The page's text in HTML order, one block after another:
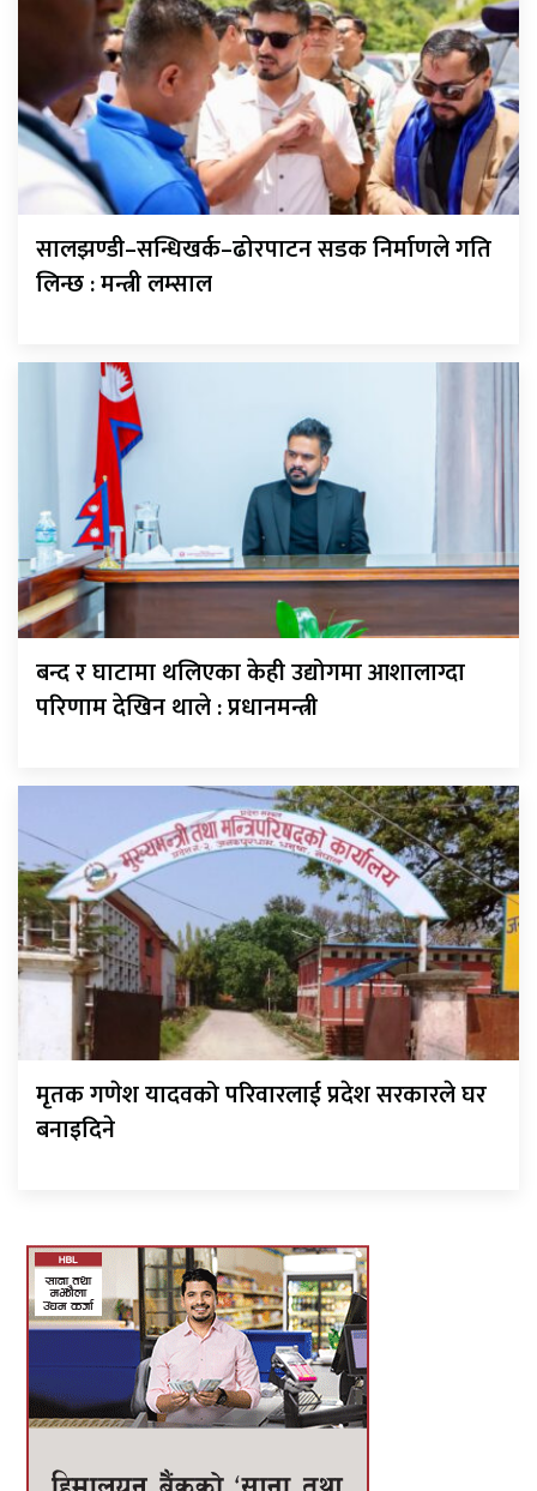
सालझण्डी–सन्धिखर्क–ढोरपाटन सडक निर्माणले गति
लिन्छ : मन्त्री लम्साल
बन्द र घाटामा थलिएका केही उद्योगमा आशालाग्दा
परिणाम देखिन थाले : प्रधानमन्त्री
मृतक गणेश यादवको परिवारलाई प्रदेश सरकारले घर
बनाइदिने